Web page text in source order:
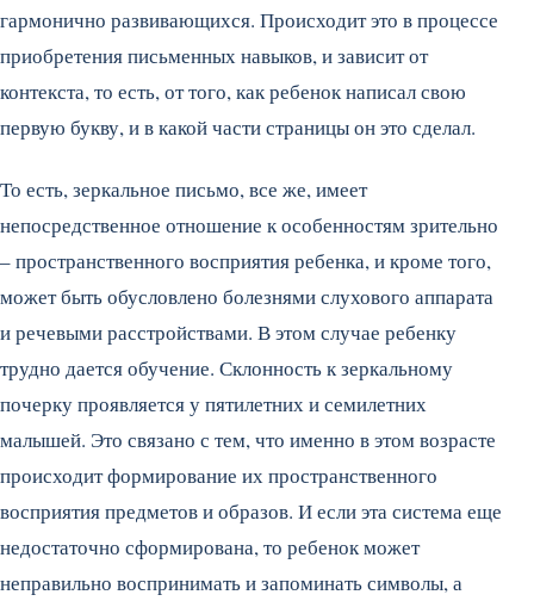
гармонично развивающихся. Происходит это в процессе
приобретения письменных навыков, и зависит от
контекста, то есть, от того, как ребенок написал свою
первую букву, и в какой части страницы он это сделал.
То есть, зеркальное письмо, все же, имеет
непосредственное отношение к особенностям зрительно
– пространственного восприятия ребенка, и кроме того,
может быть обусловлено болезнями слухового аппарата
и речевыми расстройствами. В этом случае ребенку
трудно дается обучение. Склонность к зеркальному
почерку проявляется у пятилетних и семилетних
малышей. Это связано с тем, что именно в этом возрасте
происходит формирование их пространственного
восприятия предметов и образов. И если эта система еще
недостаточно сформирована, то ребенок может
неправильно воспринимать и запоминать символы, а